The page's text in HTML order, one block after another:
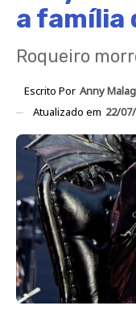
a família
Roqueiro
Escrito Por Anny
Atualizado em 22/